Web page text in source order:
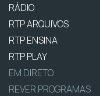
RÁDIO
RTP ARQUIVOS
RTP ENSINA
RTP PLAY
EM DIRETO
REVER PROGRAMAS